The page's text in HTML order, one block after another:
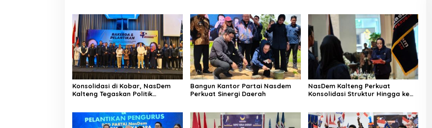
Konsolidasi di Kobar, NasDem
Kalteng Tegaskan Politik
Bangun Kantor Partai Nasdem
Perkuat Sinergi Daerah
NasDem Kalteng Perkuat
Konsolidasi Struktur Hingga ke